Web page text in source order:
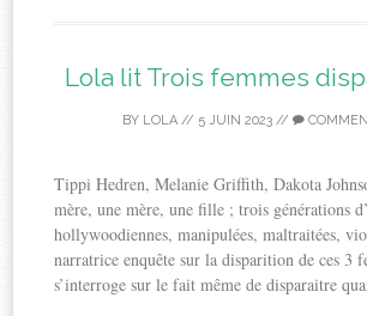
Lola lit Trois femmes
BY LOLA// 5 JUIN 2023//
Tippi Hedren, Melanie Griffith, Dakota
mère, une mère, une fille ; trois générations
hollywoodiennes, manipulées, maltraitées,
narratrice enquête sur la disparition de ces 3
s’interroge sur le fait même de disparaitre